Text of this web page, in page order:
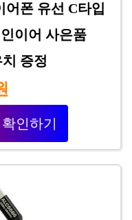
폰 유선 C타입
이어 사은품
증정
인하기